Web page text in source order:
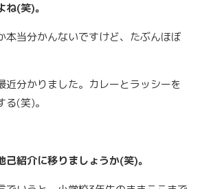
(笑)。
本当分かんないですけど、たぶんほぼ
近分かりました。カレーとラッシーを
(笑)。
紹介に移りましょうか(笑)。